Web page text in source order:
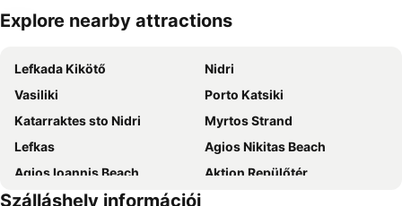
Nagy méretű térkép
Explore nearby attractions
Lefkada Kikötő
Nidri
Vasiliki
Porto Katsiki
Katarraktes sto Nidri
Myrtos Strand
Lefkas
Agios Nikitas Beach
Agios Ioannis Beach
Aktion Repülőtér
Assos Beach
Szálláshely információi